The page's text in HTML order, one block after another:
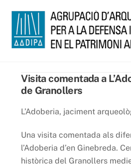
content
Visita comentada a
de Granollers
L’Adoberia, jaciment
Una visita comentada als
l’Adoberia d’en Ginebreda.
històrica del Granollers